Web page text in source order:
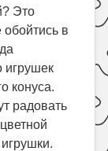
Это
в
игрушек
конуса.
радовать